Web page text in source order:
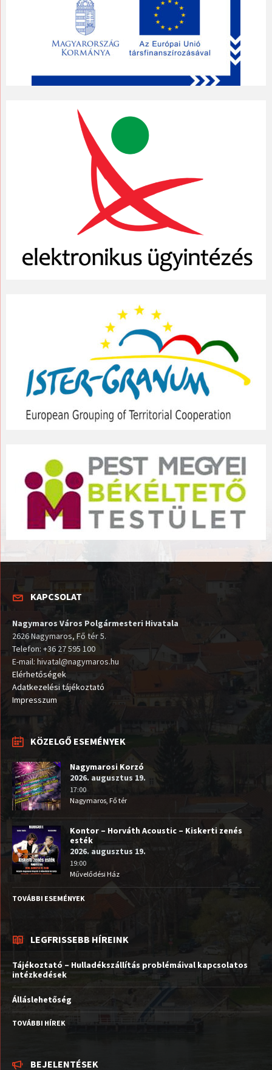
KAPCSOLAT
Nagymaros Város Polgármesteri Hivatala
2626 Nagymaros, Fő tér 5.
Telefon: +36 27 595 100
E-mail: hivatal@nagymaros.hu
Elérhetőségek
Adatkezelési tájékoztató
Impresszum
KÖZELGŐ ESEMÉNYEK
Nagymarosi Korzó
2026. augusztus 19.
17:00
Nagymaros, Fő tér
Kontor – Horváth Acoustic – Kiskerti zenés
esték
2026. augusztus 19.
19:00
Művelődési Ház
TOVÁBBI ESEMÉNYEK
LEGFRISSEBB HÍREINK
Tájékoztató – Hulladékszállítás problémáival kapcsolatos
intézkedések
Álláslehetőség
TOVÁBBI HÍREK
BEJELENTÉSEK